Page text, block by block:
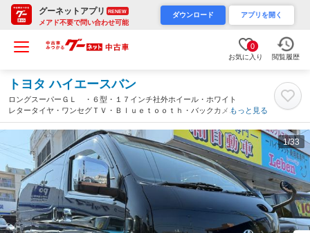
グーネットアプリ RENEW
メアド不要で問い合わせ可能
ダウンロード アプリを開く
0
お気に入り 閲覧履歴
トヨタ ハイエースバン
ロングスーパーＧＬ ・６型・１７インチ社外ホイール・ホワイト
レタータイヤ・ワンセグＴＶ・Ｂｌｕｅｔｏｏｔｈ・バックカメ
ラ・アドブルー・ＥＴＣ２．０・トヨタセーフティー・電動格納ミ
ラー・ＬＥＤライト・両側スライドドア（沖縄県）
もっと見る
1/33